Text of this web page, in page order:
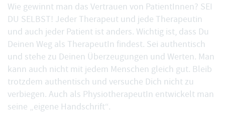
Wie gewinnt man das Vertrauen von PatientInnen? SEI
DU SELBST! Jeder Therapeut und jede Therapeutin
und auch jeder Patient ist anders. Wichtig ist, dass Du
Deinen Weg als TherapeutIn findest. Sei authentisch
und stehe zu Deinen Überzeugungen und Werten. Man
kann auch nicht mit jedem Menschen gleich gut. Bleib
trotzdem authentisch und versuche Dich nicht zu
verbiegen. Auch als PhysiotherapeutIn entwickelt man
seine „eigene Handschrift“.